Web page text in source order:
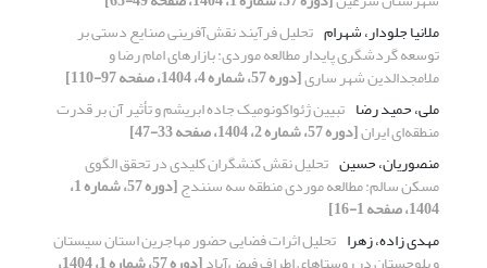
ملانیا جلودار، شهرام تحلیل فرآیند نقش‌آفرینی صنایع دستی بر
توسعه گردشگری پایدار مطالعه موردی: بازارهای امام رضا و
ملامجدالدین شهر ساری[دوره 57، شماره 4، 1404، صفحه 97-110]
ملی، حمید رضا تبیین ژئواکونومیک جاده ابریشم و تأثیر آن بر قدرت
منطقه‌ای ایران[دوره 57، شماره 2، 1404، صفحه 33-47]
منصوریان، حسین تحلیل نقش کنشگران کلیدی در تحقق الگوی
مسکن سالم: مطالعه موردی منطقه سه سنندج [دوره 57، شماره 1،
1404، صفحه 1-16]
مهدی زاده، زهرا تحلیل اثرات فضایی حضور مهاجرین استان سیستان